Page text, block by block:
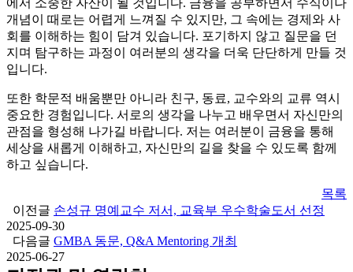
에서 소중한 자산이 될 것입니다. 금융을 공부하면서 수식이나
개념이 때로는 어렵게 느껴질 수 있지만, 그 속에는 경제와 사
회를 이해하는 힘이 담겨 있습니다. 포기하지 않고 질문을 던
지며 탐구하는 과정이 여러분의 생각을 더욱 단단하게 만들 것
입니다.
또한 학문적 배움뿐만 아니라 친구, 동료, 교수와의 교류 역시
중요한 경험입니다. 서로의 생각을 나누고 배우면서 자신만의
관점을 형성해 나가길 바랍니다. 저는 여러분이 금융을 통해
세상을 새롭게 이해하고, 자신만의 길을 찾을 수 있도록 함께
하고 싶습니다.
목록
이전글 손성규 명예교수 저서, 교육부 우수학술도서 선정
2025-09-30
다음글 GMBA 동문, Q&A Mentoring 개최
2025-06-27